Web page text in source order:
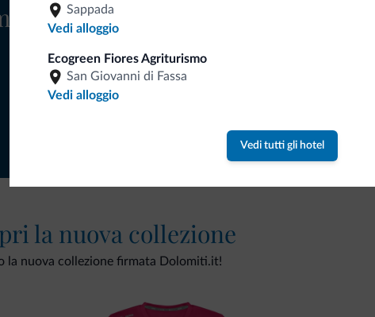
Sappada
Vedi alloggio
Ecogreen Fiores Agriturismo
San Giovanni di Fassa
Vedi alloggio
Vedi tutti gli hotel
Riceverai informazioni,
la nuova collezione
la nuova collezione firmata Dolomiti.it!